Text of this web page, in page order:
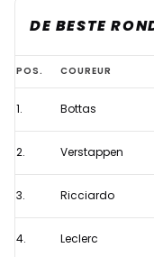
DE BESTE
Verstappens
snelste
rondetijd
in
de
beste
van
POS. COUREUR
1. Bottas
2. Verstappen
3. Ricciardo
4. Leclerc